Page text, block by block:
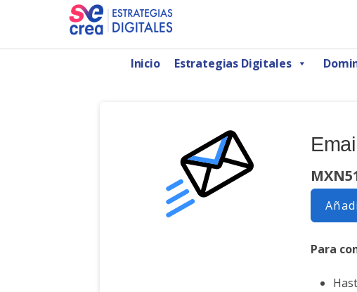
contenido
SeCrea Estrategias Digitales | Agencia de
Inicio Estrategias Digitales
Para